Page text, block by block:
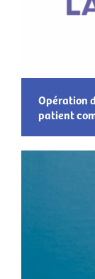
Opération
patient